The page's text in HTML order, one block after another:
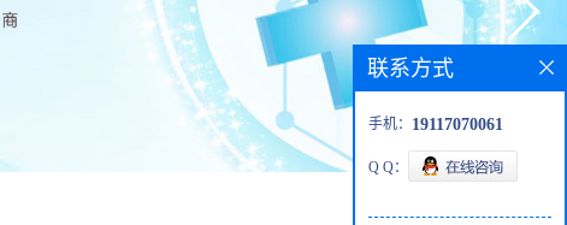
联系方式
手机： 19117070061
Q Q：